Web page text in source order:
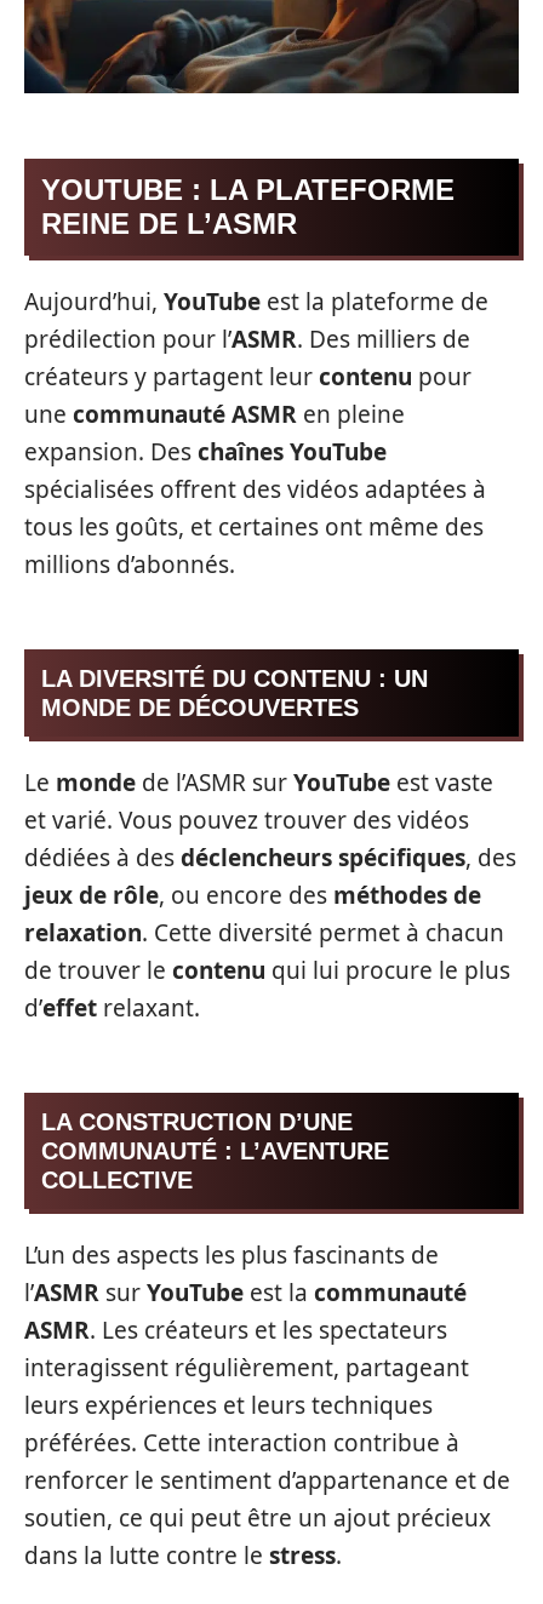
YOUTUBE : LA PLATEFORME
REINE DE L’ASMR
Aujourd’hui, YouTube est la plateforme de
prédilection pour l’ASMR. Des milliers de
créateurs y partagent leurcontenu pour
une communauté ASMR en pleine
expansion. Deschaînes YouTube
spécialisées offrent des vidéos adaptées à
tous les goûts, et certaines ont même des
millions d’abonnés.
LA DIVERSITÉ DU CONTENU : UN
MONDE DE DÉCOUVERTES
Le monde de l’ASMR surYouTube est vaste
et varié. Vous pouvez trouver des vidéos
dédiées à desdéclencheurs spécifiques, des
jeux de rôle, ou encore des méthodes de
relaxation. Cette diversité permet à chacun
de trouver le contenu qui lui procure le plus
d’effet relaxant.
LA CONSTRUCTION D’UNE
COMMUNAUTÉ : L’AVENTURE
COLLECTIVE
L’un des aspects les plus fascinants de
l’ASMR surYouTube est la communauté
ASMR. Les créateurs et les spectateurs
interagissent régulièrement, partageant
leurs expériences et leurs techniques
préférées. Cette interaction contribue à
renforcer le sentiment d’appartenance et de
soutien, ce qui peut être un ajout précieux
dans la lutte contre le stress.